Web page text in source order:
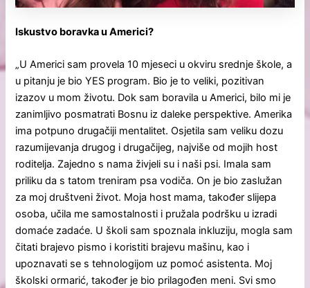
Iskustvo boravka u Americi?
„U Americi sam provela 10 mjeseci u okviru srednje škole, a
u pitanju je bio YES program. Bio je to veliki, pozitivan
izazov u mom životu. Dok sam boravila u Americi, bilo mi je
zanimljivo posmatrati Bosnu iz daleke perspektive. Amerika
ima potpuno drugačiji mentalitet. Osjetila sam veliku dozu
razumijevanja drugog i drugačijeg, najviše od mojih host
roditelja. Zajedno s nama živjeli su i naši psi. Imala sam
priliku da s tatom treniram psa vodiča. On je bio zaslužan
za moj društveni život. Moja host mama, također slijepa
osoba, učila me samostalnosti i pružala podršku u izradi
domaće zadaće. U školi sam spoznala inkluziju, mogla sam
čitati brajevo pismo i koristiti brajevu mašinu, kao i
upoznavati se s tehnologijom uz pomoć asistenta. Moj
školski ormarić, također je bio prilagođen meni. Svi smo